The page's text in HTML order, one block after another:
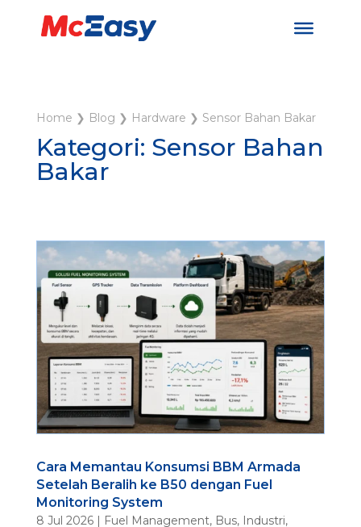
Home ❯ Blog ❯ Hardware ❯ Sensor Bahan Bakar
Kategori: Sensor Bahan
Bakar
Cara Memantau Konsumsi BBM Armada
Setelah Beralih ke B50 dengan Fuel
Monitoring System
8 Jul 2026| Fuel Management, Bus, Industri,